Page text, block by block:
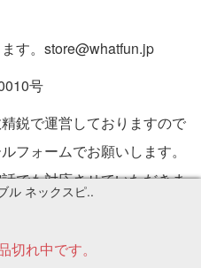
ル ネックスピ..
れ中です。
す。store@whatfun.jp
号
鋭で運営しておりますので
フォームでお願いします。
でも対応させていただきま